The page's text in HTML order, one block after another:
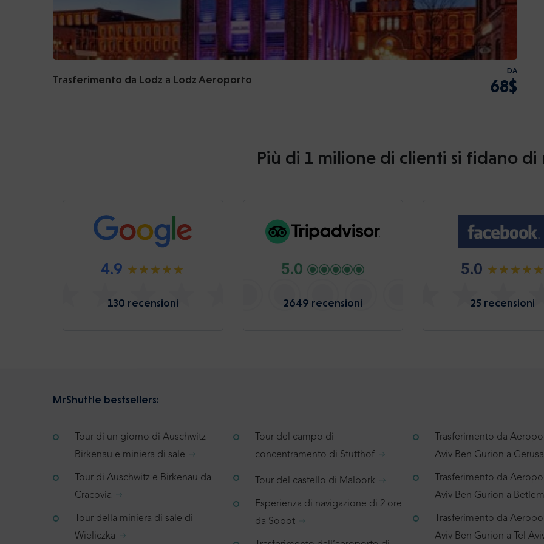
Trasferimento da Lodz a Lodz Aeroporto
DA
68$
Più di 1 milione di clienti si fidano di
4.9
130 recensioni
5.0
2649 recensioni
5.0
25 recensioni
MrShuttle bestsellers:
Tour di un giorno di Auschwitz
Birkenau e miniera di sale
Tour di Auschwitz e Birkenau da
Cracovia
Tour della miniera di sale di
Wieliczka
Tour del campo di
concentramento di Stutthof
Tour del castello di Malbork
Esperienza di navigazione di 2 ore
da Sopot
Trasferimento da
Aviv Ben Gurion a
Trasferimento da
Aviv Ben Gurion a
Trasferimento da
Aviv Ben Gurion a Tel